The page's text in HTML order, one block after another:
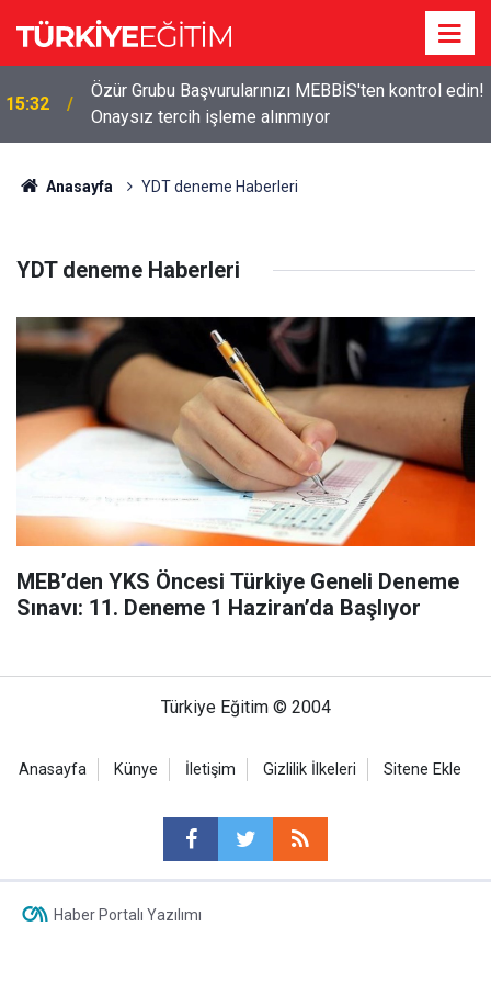
15:32
Özür Grubu Başvurularınızı MEBBİS'ten kontrol edin!
Onaysız tercih işleme alınmıyor
Anasayfa YDT deneme Haberleri
YDT deneme Haberleri
MEB’den YKS Öncesi Türkiye Geneli Deneme
Sınavı: 11. Deneme 1 Haziran’da Başlıyor
Türkiye Eğitim © 2004
Anasayfa Künye İletişim Gizlilik İlkeleri Sitene Ekle
Haber Portalı Yazılımı